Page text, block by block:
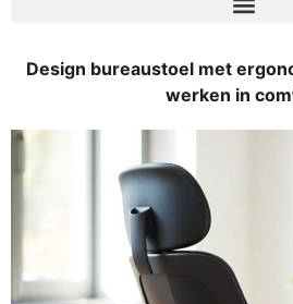
Design bureaustoel met
werken in